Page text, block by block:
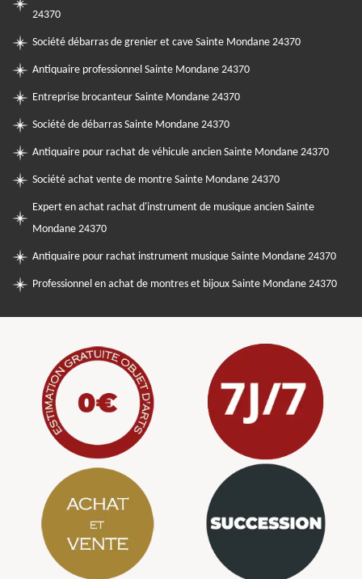
24370
Société débarras de grenier et cave Sainte Mondane 24370
Antiquaire professionnel Sainte Mondane 24370
Entreprise brocanteur Sainte Mondane 24370
Société de débarras Sainte Mondane 24370
Antiquaire pour rachat de véhicule ancien Sainte Mondane 24370
Société achat vente de montre Sainte Mondane 24370
Expert en achat rachat d'instrument de musique ancien Sainte
Mondane 24370
Antiquaire pour rachat instrument musique Sainte Mondane 24370
Professionnel en achat de montres et bijoux Sainte Mondane 24370